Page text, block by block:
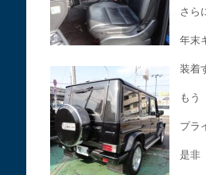
さら
年末
装着
もう
プラ
是非